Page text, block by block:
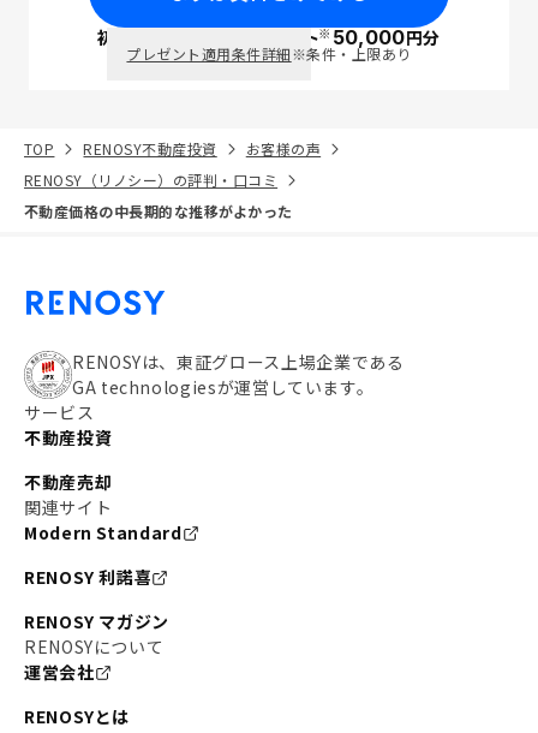
初回面談で ポイント※50,000円分
プレゼント適用条件詳細※条件・上限あり
TOP RENOSY不動産投資
お客様の声
RENOSY（リノシー）の評判・口コミ
不動産価格の中長期的な推移がよかった
RENOSYは、東証グロース上場企業である
GA technologiesが運営しています。
サービス
不動産投資
不動産売却
関連サイト
Modern Standard
RENOSY 利諾喜
RENOSY マガジン
RENOSYについて
運営会社
RENOSYとは